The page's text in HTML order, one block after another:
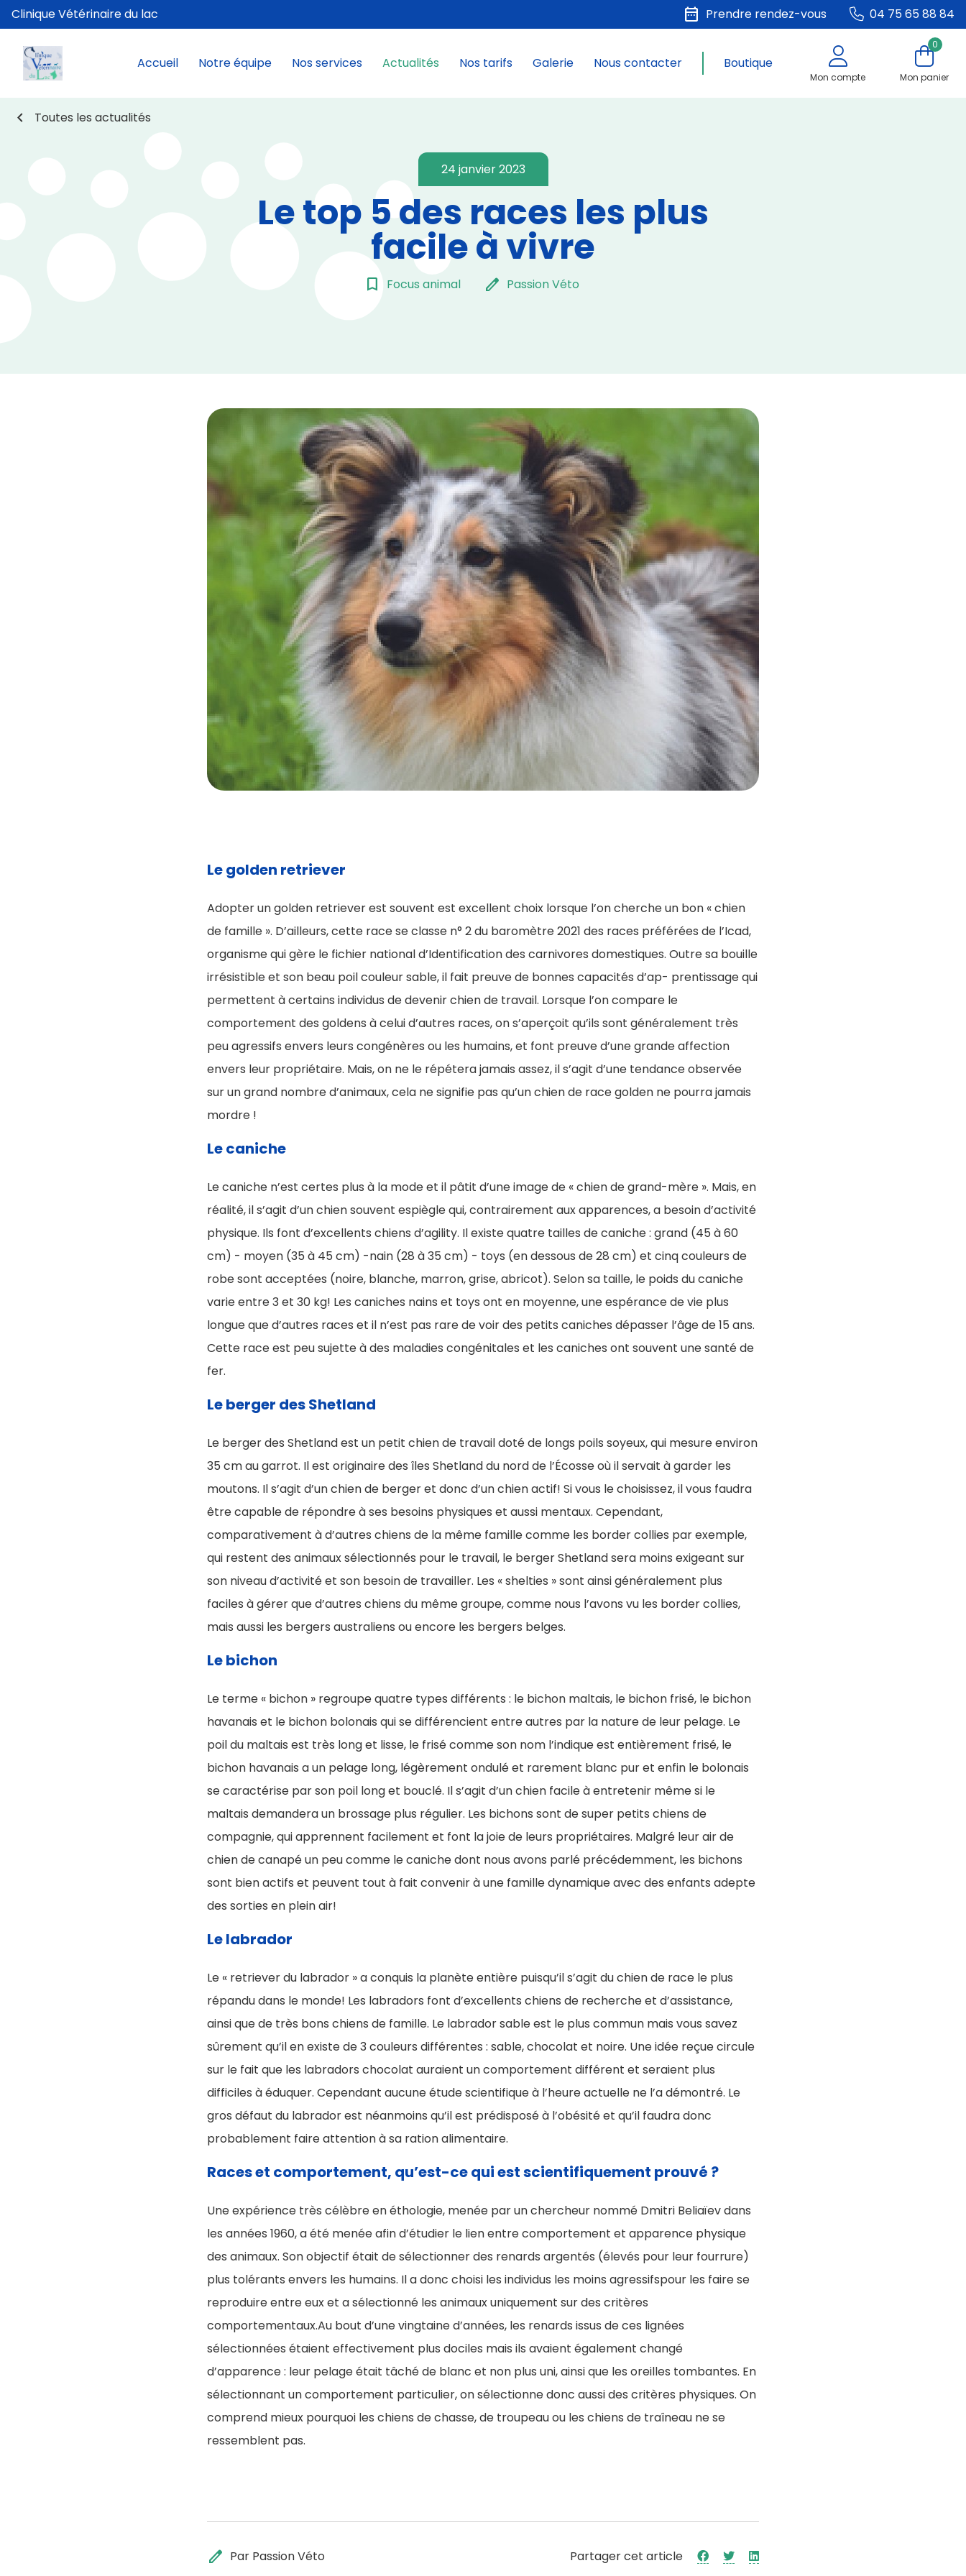
Clinique Vétérinaire du lac date_range Prendre rendez-vous 04 75 65 88 84
Accueil Notre équipe Nos services Actualités Nos tarifs Galerie Nous contacter Boutique
Mon compte
0
Mon panier
chevron_left Toutes les actualités
24 janvier 2023
Le top 5 des races les plus
facile à vivre
bookmark_border Focus animal edit Passion Véto
Le golden retriever
Adopter un golden retriever est souvent est excellent choix lorsque l’on cherche un bon « chien
de famille ». D’ailleurs, cette race se classe n° 2 du baromètre 2021 des races préférées de l’Icad,
organisme qui gère le fichier national d’Identification des carnivores domestiques. Outre sa bouille
irrésistible et son beau poil couleur sable, il fait preuve de bonnes capacités d’ap- prentissage qui
permettent à certains individus de devenir chien de travail. Lorsque l’on compare le
comportement des goldens à celui d’autres races, on s’aperçoit qu’ils sont généralement très
peu agressifs envers leurs congénères ou les humains, et font preuve d’une grande affection
envers leur propriétaire. Mais, on ne le répétera jamais assez, il s’agit d’une tendance observée
sur un grand nombre d’animaux, cela ne signifie pas qu’un chien de race golden ne pourra jamais
mordre !
Le caniche
Le caniche n’est certes plus à la mode et il pâtit d’une image de « chien de grand-mère ». Mais, en
réalité, il s’agit d’un chien souvent espiègle qui, contrairement aux apparences, a besoin d’activité
physique. Ils font d’excellents chiens d’agility. Il existe quatre tailles de caniche : grand (45 à 60
cm) - moyen (35 à 45 cm) -nain (28 à 35 cm) - toys (en dessous de 28 cm) et cinq couleurs de
robe sont acceptées (noire, blanche, marron, grise, abricot). Selon sa taille, le poids du caniche
varie entre 3 et 30 kg! Les caniches nains et toys ont en moyenne, une espérance de vie plus
longue que d’autres races et il n’est pas rare de voir des petits caniches dépasser l’âge de 15 ans.
Cette race est peu sujette à des maladies congénitales et les caniches ont souvent une santé de
fer.
Le berger des Shetland
Le berger des Shetland est un petit chien de travail doté de longs poils soyeux, qui mesure environ
35 cm au garrot. Il est originaire des îles Shetland du nord de l’Écosse où il servait à garder les
moutons. Il s’agit d’un chien de berger et donc d’un chien actif! Si vous le choisissez, il vous faudra
être capable de répondre à ses besoins physiques et aussi mentaux. Cependant,
comparativement à d’autres chiens de la même famille comme les border collies par exemple,
qui restent des animaux sélectionnés pour le travail, le berger Shetland sera moins exigeant sur
son niveau d’activité et son besoin de travailler. Les « shelties » sont ainsi généralement plus
faciles à gérer que d’autres chiens du même groupe, comme nous l’avons vu les border collies,
mais aussi les bergers australiens ou encore les bergers belges.
Le bichon
Le terme « bichon » regroupe quatre types différents : le bichon maltais, le bichon frisé, le bichon
havanais et le bichon bolonais qui se différencient entre autres par la nature de leur pelage. Le
poil du maltais est très long et lisse, le frisé comme son nom l’indique est entièrement frisé, le
bichon havanais a un pelage long, légèrement ondulé et rarement blanc pur et enfin le bolonais
se caractérise par son poil long et bouclé. Il s’agit d’un chien facile à entretenir même si le
maltais demandera un brossage plus régulier. Les bichons sont de super petits chiens de
compagnie, qui apprennent facilement et font la joie de leurs propriétaires. Malgré leur air de
chien de canapé un peu comme le caniche dont nous avons parlé précédemment, les bichons
sont bien actifs et peuvent tout à fait convenir à une famille dynamique avec des enfants adepte
des sorties en plein air!
Le labrador
Le « retriever du labrador » a conquis la planète entière puisqu’il s’agit du chien de race le plus
répandu dans le monde! Les labradors font d’excellents chiens de recherche et d’assistance,
ainsi que de très bons chiens de famille. Le labrador sable est le plus commun mais vous savez
sûrement qu’il en existe de 3 couleurs différentes : sable, chocolat et noire. Une idée reçue circule
sur le fait que les labradors chocolat auraient un comportement différent et seraient plus
difficiles à éduquer. Cependant aucune étude scientifique à l’heure actuelle ne l’a démontré. Le
gros défaut du labrador est néanmoins qu’il est prédisposé à l’obésité et qu’il faudra donc
probablement faire attention à sa ration alimentaire.
Races et comportement, qu’est-ce qui est scientifiquement prouvé ?
Une expérience très célèbre en éthologie, menée par un chercheur nommé Dmitri Beliaïev dans
les années 1960, a été menée afin d’étudier le lien entre comportement et apparence physique
des animaux. Son objectif était de sélectionner des renards argentés (élevés pour leur fourrure)
plus tolérants envers les humains. Il a donc choisi les individus les moins agressifspour les faire se
reproduire entre eux et a sélectionné les animaux uniquement sur des critères
comportementaux.Au bout d’une vingtaine d’années, les renards issus de ces lignées
sélectionnées étaient effectivement plus dociles mais ils avaient également changé
d’apparence : leur pelage était tâché de blanc et non plus uni, ainsi que les oreilles tombantes. En
sélectionnant un comportement particulier, on sélectionne donc aussi des critères physiques. On
comprend mieux pourquoi les chiens de chasse, de troupeau ou les chiens de traîneau ne se
ressemblent pas.
edit Par Passion Véto Partager cet article